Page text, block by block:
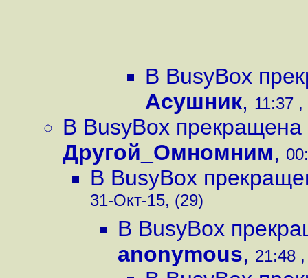
В BusyBox
Асушник, 11:37
В BusyBox
Другой_Омномним,
В BusyBox
31-Окт-15, (29)
В BusyBox
anonymous, 21:48